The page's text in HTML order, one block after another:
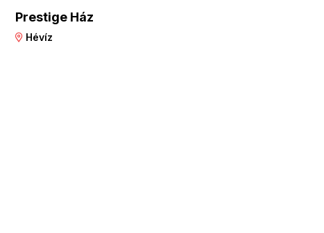
Prestige Ház
Hévíz